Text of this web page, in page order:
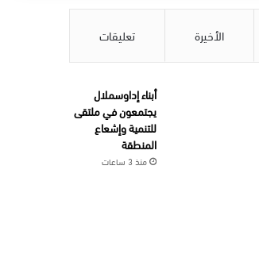
الأخيرة تعليقات
أبناء إداوسملال
يجتمعون في ملتقى
للتنمية وإشعاع
المنطقة
منذ 3 ساعات